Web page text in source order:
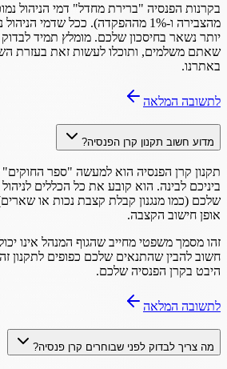
מהצבירה ו-1% מההפקדה). ככל שדמי
יותר נשאר בחיסכון שלכם. מומלץ תמיד
שאתם משלמים, ותוכלו לעשות זאת בעזרת
באתרנו.
לתשובה המלאה
מדוע חשוב תקנון קרן הפנסיה?
תקנון קרן הפנסיה הוא למעשה "ספר החוקים"
ביניכם לבינה. הוא קובע את כל הכללים
שלכם (כמו מנגנון קבלת קצבת נכות או
אופן חישוב הקצבה.
זהו מסמך משפטי מחייב שהגוף המנהל אינו
חשוב להבין שהתנאים שלכם כפופים לתקנון
היבט בקרן הפנסיה שלכם.
לתשובה המלאה
מה צריך לבדוק לפני שבוחרים קרן פנסיה?